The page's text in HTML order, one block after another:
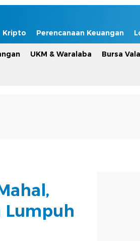
Kripto Perencanaan Keuangan
UKM & Waralaba Bursa
Lumpuh